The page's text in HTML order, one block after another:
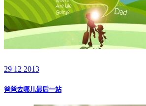
29 12 2013
爸爸去哪儿最后一站